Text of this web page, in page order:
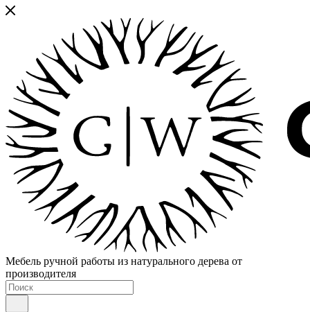
Мебель ручной работы из натурального дерева от
производителя